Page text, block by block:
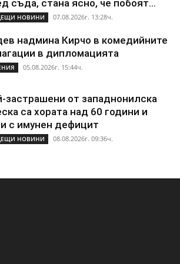
съда, стана ясно, че побоят...
НОВИНИ 07.08.2026г. 13:28ч.
надмина Кирчо в комедийните
в дипломацията
05.08.2026г. 15:44ч.
застрашени от западнонилска
са хората над 60 години и
с имунен дефицит
НОВИНИ 08.08.2026г. 09:36ч.